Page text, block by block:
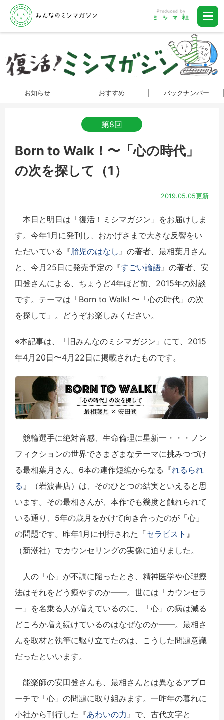
お知らせ おすすめ バックナンバー
第8回
Born to Walk！〜「心の時代」
の次を探して（1）
2019.05.05更新
本日と明日は「復活！ミシマガジン」をお届けしま
す。今年1月に発刊し、おかげさまで大きな反響をい
ただいている『胎児のはなし 』の著者、最相葉月さん
と、今月25日に発売予定の『すごい論語 』の著者、安
田登さんによる、ちょうど4年ほど前、2015年の対談
です。テーマは「Born to Walk! 〜「心の時代」の次
を探して」。どうぞお楽しみください。
※本記事は、「旧みんなのミシマガジン」にて、2015
年4月20日〜4月22日に掲載されたものです。
競輪選手に絶対音感、生命倫理に星新一・・・ノン
フィクションの世界でさまざまなテーマに挑みつづけ
る最相葉月さん。6本の連作短編からなる『れるられ
る 』（岩波書店）は、そのひとつの結実といえると思
います。その最相さんが、本作でも幾度と触れられて
いる通り、5年の歳月をかけて向き合ったのが「心」
の問題です。昨年1月に刊行された『セラピスト 』
（新潮社）でカウンセリングの実像に迫りました。
人の「心」が不調に陥ったとき、精神医学や心理療
法はそれをどう癒やすのか――。世には「カウンセラ
ー」を名乗る人が増えているのに、「心」の病は減る
どころか増え続けているのはなぜなのか――。最相さ
んを取材と執筆に駆り立てたのは、こうした問題意識
だったといいます。
能楽師の安田登さんも、最相さんとは異なるアプロ
ーチで「心」の問題に取り組みます。一昨年の暮れに
小社から刊行した『あわいの力 』で、古代文字と